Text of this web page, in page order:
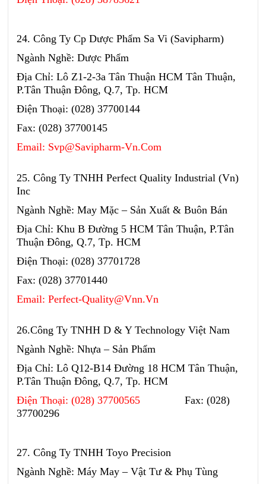
24. Công Ty Cp Dược Phẩm Sa Vi (Savipharm)
Ngành Nghề: Dược Phẩm
Địa Chỉ: Lô Z1-2-3a Tân Thuận HCM Tân Thuận,
P.Tân Thuận Đông, Q.7, Tp. HCM
Điện Thoại: (028) 37700144
Fax: (028) 37700145
Email: Svp@Savipharm-Vn.Com
25. Công Ty TNHH Perfect Quality Industrial (Vn)
Inc
Ngành Nghề: May Mặc – Sản Xuất & Buôn Bán
Địa Chỉ: Khu B Đường 5 HCM Tân Thuận, P.Tân
Thuận Đông, Q.7, Tp. HCM
Điện Thoại: (028) 37701728
Fax: (028) 37701440
Email: Perfect-Quality@Vnn.Vn
26.Công Ty TNHH D & Y Technology Việt Nam
Ngành Nghề: Nhựa – Sản Phẩm
Địa Chỉ: Lô Q12-B14 Đường 18 HCM Tân Thuận,
P.Tân Thuận Đông, Q.7, Tp. HCM
Điện Thoại: (028) 37700565 Fax: (028)
37700296
27. Công Ty TNHH Toyo Precision
Ngành Nghề: Máy May – Vật Tư & Phụ Tùng